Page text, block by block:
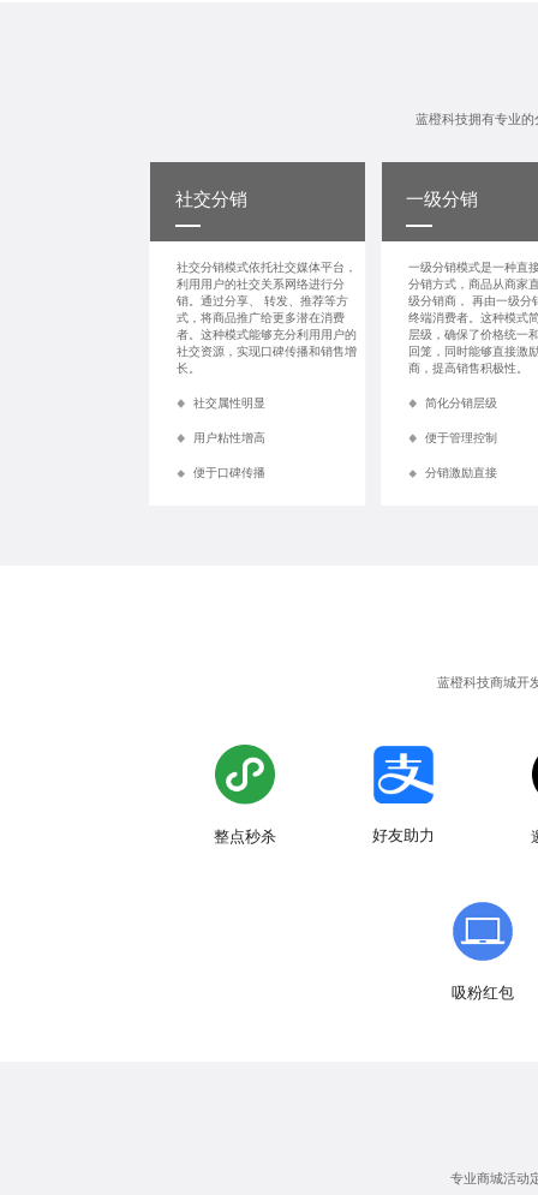
蓝橙科技拥有专业
社交分销
社交分销模式依托社交媒体平台，
利用用户的社交关系网络进行分
销。通过分享、 转发、推荐等方
式，将商品推广给更多潜在消费
者。这种模式能够充分利用用户的
社交资源，实现口碑传播和销售增
长。
社交属性明显
用户粘性增高
便于口碑传播
一级分销
一级分销模式是一种直
分销方式，商品从商家
级分销商， 再由一级分
终端消费者。这种模式
层级，确保了价格统一
回笼，同时能够直接激
商，提高销售积极性。
简化分销层级
便于管理控制
分销激励直接
蓝橙科技商城开
整点秒杀 好友助力
吸粉红包
专业商城活动